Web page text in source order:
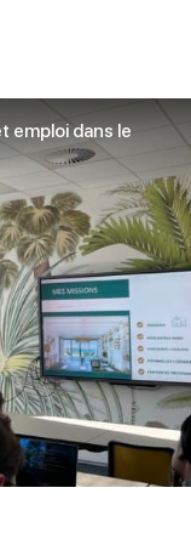
emploi dans le